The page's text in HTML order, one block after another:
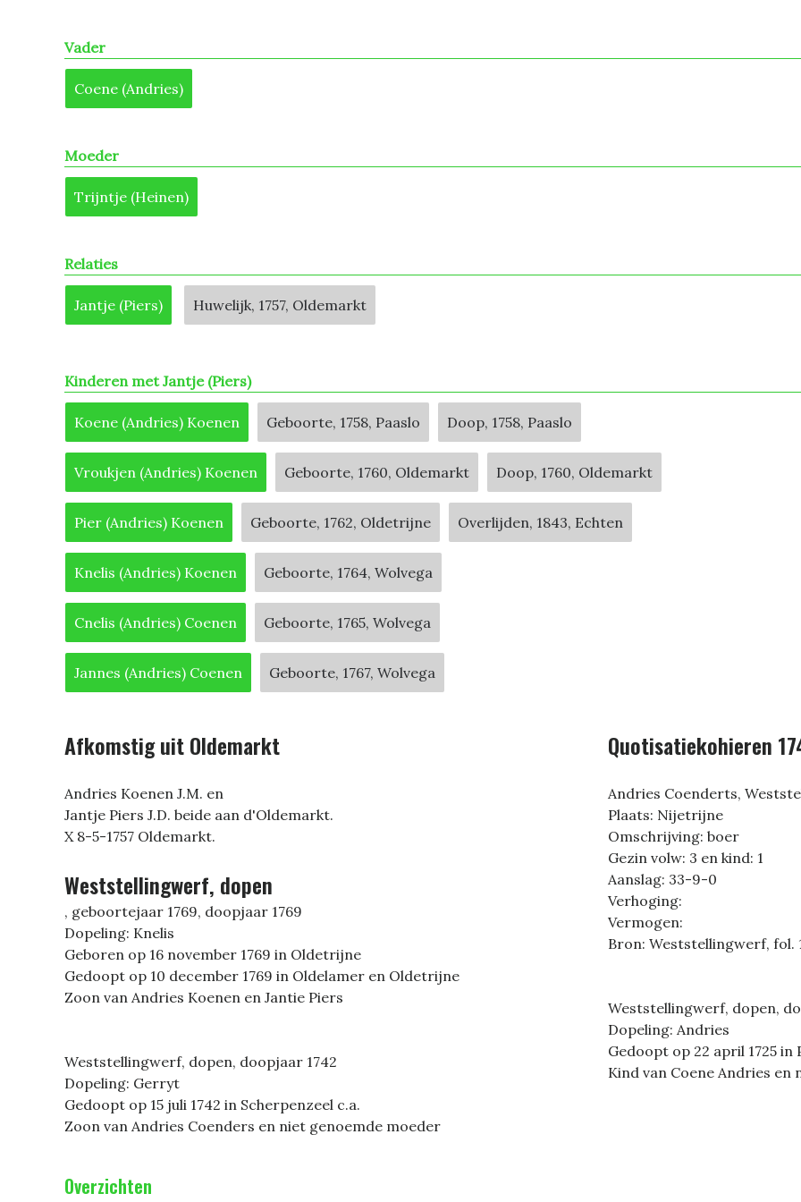
Vader
Coene (Andries)
Moeder
Trijntje (Heinen)
Relaties
Jantje (Piers) Huwelijk, 1757, Oldemarkt
Kinderen met Jantje (Piers)
Koene (Andries) Koenen Geboorte, 1758, Paaslo Doop, 1758, Paaslo
Vroukjen (Andries) Koenen Geboorte, 1760, Oldemarkt Doop, 1760, Oldemarkt
Pier (Andries) Koenen Geboorte, 1762, Oldetrijne Overlijden, 1843, Echten
Knelis (Andries) Koenen Geboorte, 1764, Wolvega
Cnelis (Andries) Coenen Geboorte, 1765, Wolvega
Jannes (Andries) Coenen Geboorte, 1767, Wolvega
Afkomstig uit Oldemarkt
Andries Koenen J.M. en
Jantje Piers J.D. beide aan d'Oldemarkt.
X 8-5-1757 Oldemarkt.
Weststellingwerf, dopen
, geboortejaar 1769, doopjaar 1769
Dopeling: Knelis
Geboren op 16 november 1769 in Oldetrijne
Gedoopt op 10 december 1769 in Oldelamer en Oldetrijne
Zoon van Andries Koenen en Jantie Piers
Weststellingwerf, dopen, doopjaar 1742
Dopeling: Gerryt
Gedoopt op 15 juli 1742 in Scherpenzeel c.a.
Zoon van Andries Coenders en niet genoemde moeder
Quotisatiekohieren
Andries Coenderts,
Plaats: Nijetrijne
Omschrijving: boer
Gezin volw: 3 en kind: 1
Aanslag: 33-9-0
Verhoging:
Vermogen:
Bron: Weststellingwerf, fol.
Weststellingwerf, dopen,
Dopeling: Andries
Gedoopt op 22 april 1725 in
Kind van Coene Andries
Overzichten